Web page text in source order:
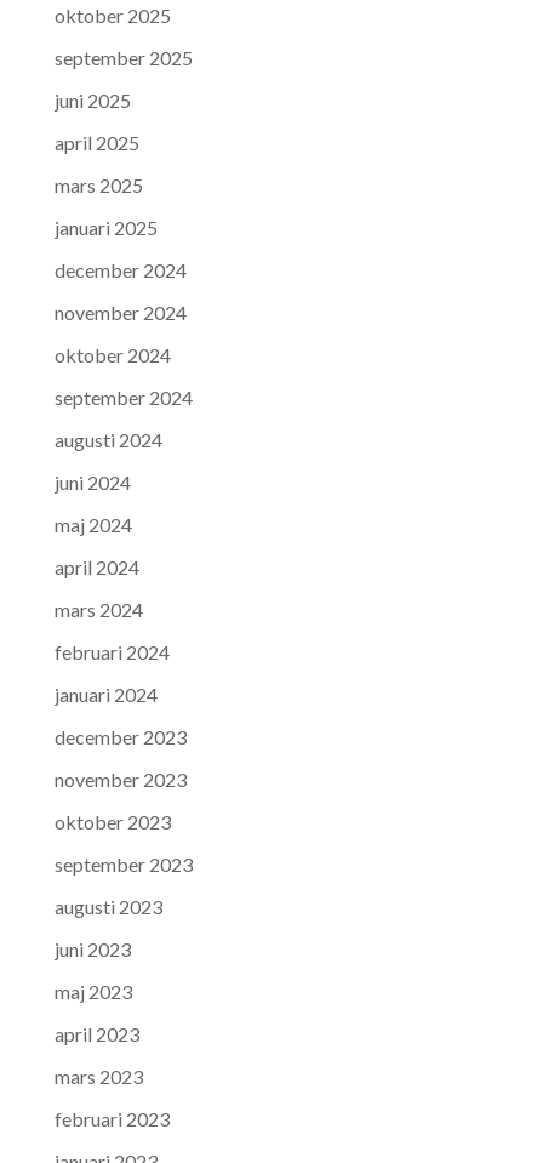
oktober 2025
september 2025
juni 2025
april 2025
mars 2025
januari 2025
december 2024
november 2024
oktober 2024
september 2024
augusti 2024
juni 2024
maj 2024
april 2024
mars 2024
februari 2024
januari 2024
december 2023
november 2023
oktober 2023
september 2023
augusti 2023
juni 2023
maj 2023
april 2023
mars 2023
februari 2023